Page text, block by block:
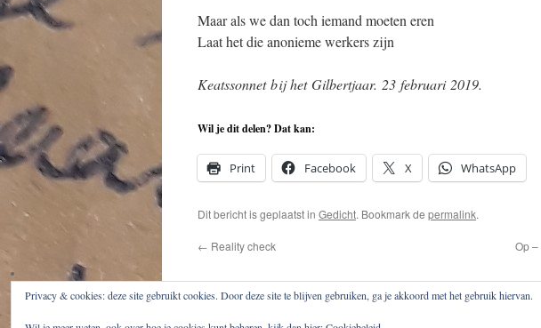
Maar als we dan toch iemand moeten eren
Laat het die anonieme werkers zijn
Keatssonnet bij het Gilbertjaar. 23 februari 2019.
Wil je dit delen? Dat kan:
Print Facebook X WhatsApp
Dit bericht is geplaatst in Gedicht. Bookmark de permalink.
← Reality check Op
Privacy & cookies: deze site gebruikt cookies. Door deze site te blijven gebruiken, ga je akkoord met het gebruik hiervan.